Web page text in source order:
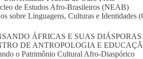
de Estudos Afro-Brasileiros (NEAB)
sobre Linguagens, Culturas e Identidades
ÁFRICAS E SUAS DIÁSPORAS
DE ANTROPOLOGIA E
o Patrimônio Cultural Afro-Diaspórico